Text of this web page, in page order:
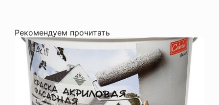
Рекомендуем прочитать